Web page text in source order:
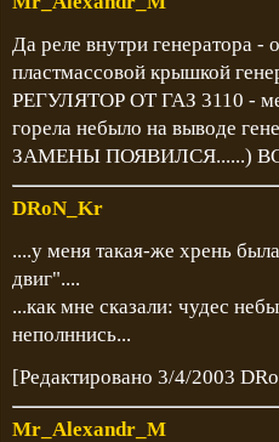
Да реле внутри генератора -
пластмассовой крышкой
РЕГУЛЯТОР ОТ ГАЗ 3110 -
горела небыло на выводе
ЗАМЕНЫ ПОЯВИЛСЯ......) ВСЕ
DRoN_Kr
....у меня такая-же хрень
двиг"....
...как мне сказали: чудес
неполннись...
[Редактировано 3/4/2003
Mr_Alexandr_M